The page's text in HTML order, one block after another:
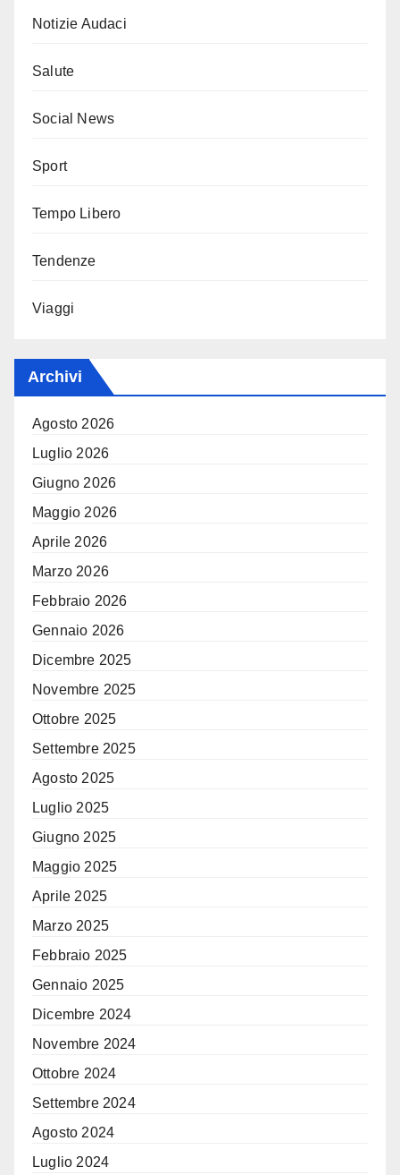
Notizie Audaci
Salute
Social News
Sport
Tempo Libero
Tendenze
Viaggi
Archivi
Agosto 2026
Luglio 2026
Giugno 2026
Maggio 2026
Aprile 2026
Marzo 2026
Febbraio 2026
Gennaio 2026
Dicembre 2025
Novembre 2025
Ottobre 2025
Settembre 2025
Agosto 2025
Luglio 2025
Giugno 2025
Maggio 2025
Aprile 2025
Marzo 2025
Febbraio 2025
Gennaio 2025
Dicembre 2024
Novembre 2024
Ottobre 2024
Settembre 2024
Agosto 2024
Luglio 2024